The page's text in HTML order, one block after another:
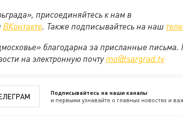
присоединяйтесь к нам в
ВКонтакте. Также подписывайтесь на наш
благодарна за присланные письма.
на электронную почту mo@tsargrad.tv
Подписывайтесь на наши каналы
и первыми узнавайте о главных новостях и